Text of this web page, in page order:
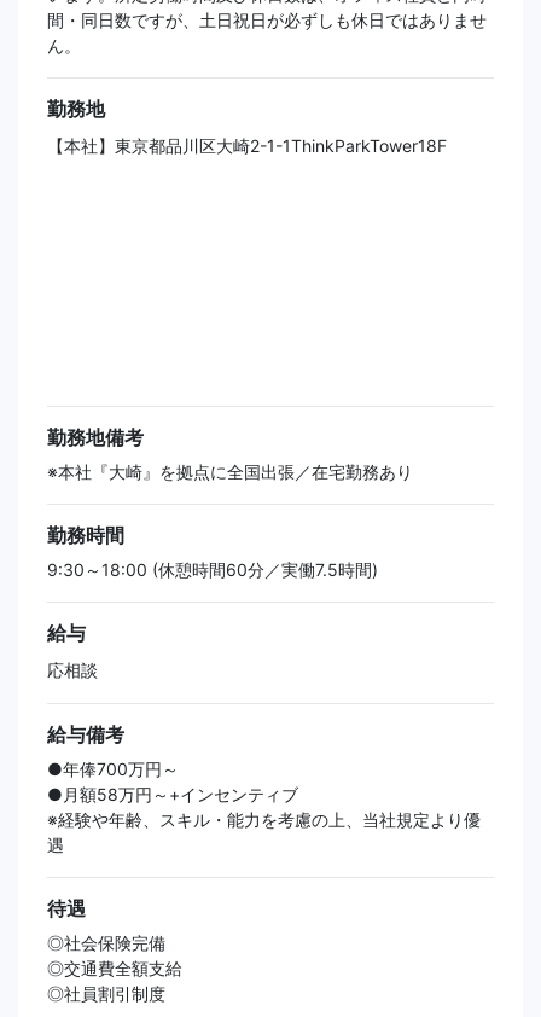
間・同日数ですが、土日祝日が必ずしも休日ではありませ
ん。
勤務地
【本社】東京都品川区大崎2-1-1ThinkParkTower18F
勤務地備考
※本社『大崎』を拠点に全国出張／在宅勤務あり
勤務時間
9:30～18:00 (休憩時間60分／実働7.5時間)
給与
応相談
給与備考
●年俸700万円～
●月額58万円～+インセンティブ
※経験や年齢、スキル・能力を考慮の上、当社規定より優
遇
待遇
◎社会保険完備
◎交通費全額支給
◎社員割引制度